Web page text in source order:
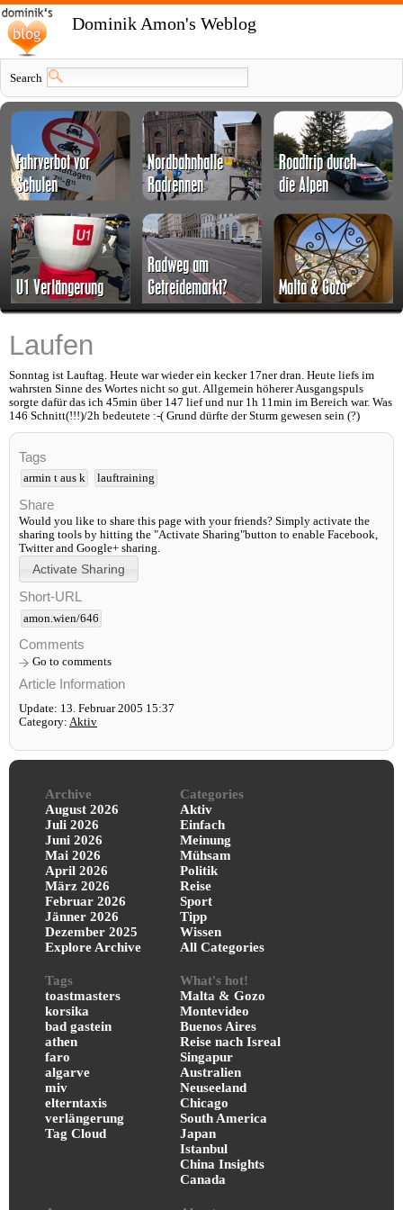
Dominik Amon's Weblog
Search
Laufen
Sonntag ist Lauftag. Heute war wieder ein kecker 17ner dran. Heute liefs im
wahrsten Sinne des Wortes nicht so gut. Allgemein höherer Ausgangspuls
sorgte dafür das ich 45min über 147 lief und nur 1h 11min im Bereich war. Was
146 Schnitt(!!!)/2h bedeutete :-( Grund dürfte der Sturm gewesen sein (?)
Tags
armin t aus k lauftraining
Share
Would you like to share this page with your friends? Simply activate the
sharing tools by hitting the "Activate Sharing"button to enable Facebook,
Twitter and Google+ sharing.
Short-URL
amon.wien/646
Comments
Go to comments
Article Information
Update: 13. Februar 2005 15:37
Category: Aktiv
Archive
August 2026
Juli 2026
Juni 2026
Mai 2026
April 2026
März 2026
Februar 2026
Jänner 2026
Dezember 2025
Explore Archive
Categories
Aktiv
Einfach
Meinung
Mühsam
Politik
Reise
Sport
Tipp
Wissen
All Categories
Tags
toastmasters
korsika
bad gastein
athen
faro
algarve
miv
elterntaxis
verlängerung
Tag Cloud
What's hot!
Malta & Gozo
Montevideo
Buenos Aires
Reise nach Isreal
Singapur
Australien
Neuseeland
Chicago
South America
Japan
Istanbul
China Insights
Canada